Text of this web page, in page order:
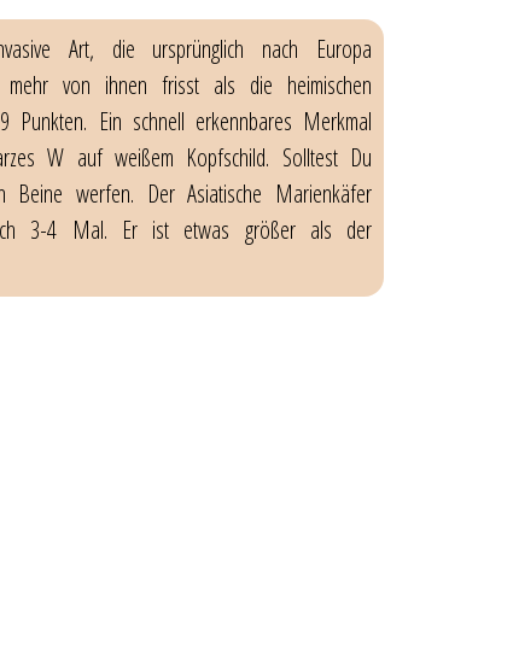
Art, die ursprünglich nach Europa
von ihnen frisst als die heimischen
Ein schnell erkennbares Merkmal
W auf weißem Kopfschild. Solltest Du
werfen. Der Asiatische Marienkäfer
3-4 Mal. Er ist etwas größer als der